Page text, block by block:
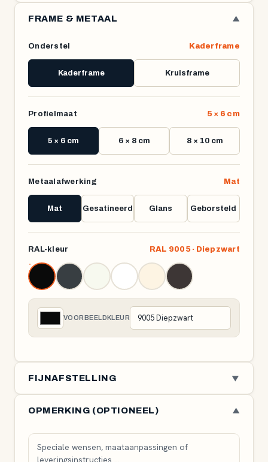
FRAME & METAAL ▼
Onderstel Kaderframe
Kaderframe Kruisframe
Profielmaat 5 × 6 cm
5 × 6 cm 6 × 8 cm 8 × 10 cm
Metaalafwerking Mat
Mat Gesatineerd Glans Geborsteld
RAL-kleur RAL 9005 · Diepzwart
VOORBEELDKLEUR
FIJNAFSTELLING ▼
Pootinzet (cm)
OPMERKING (OPTIONEEL) ▼